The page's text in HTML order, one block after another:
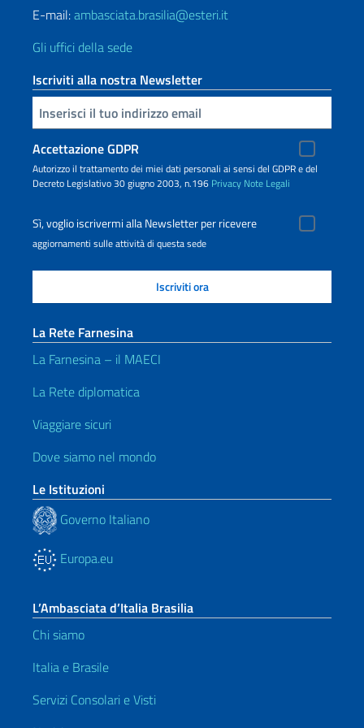
E-mail:ambasciata.brasilia@esteri.it
Gli uffici della sede
Iscriviti alla nostra Newsletter
Inserisci la tua email
Accettazione GDPR
Autorizzo il trattamento dei miei dati personali ai sensi del GDPR e del
Decreto Legislativo 30 giugno 2003, n.196 Privacy Note Legali
Sì, voglio iscrivermi alla Newsletter per ricevere
aggiornamenti sulle attività di questa sede
La Rete Farnesina
La Farnesina – il MAECI
La Rete diplomatica
Viaggiare sicuri
Dove siamo nel mondo
Le Istituzioni
Governo Italiano
Europa.eu
L’Ambasciata d’Italia Brasilia
Chi siamo
Italia e Brasile
Servizi Consolari e Visti